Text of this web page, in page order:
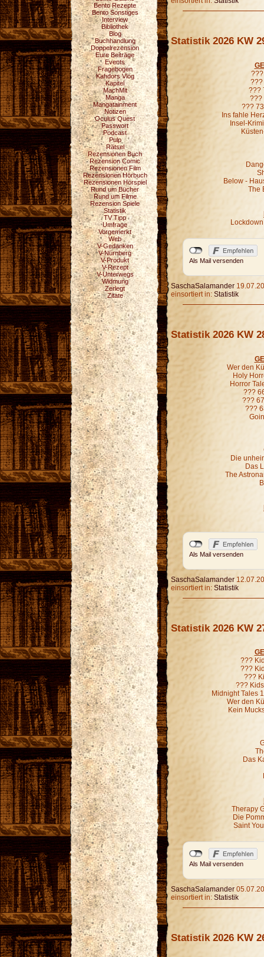
Bento Rezepte
Bento Sonstiges
Interview
Bibliothek
Blog
Buchhandlung
Doppelrezension
Eure Beiträge
Events
Fragebogen
Kahdors Vlog
Kapitel
MachMit
Manga
Mangatainment
Notizen
Oculus Quest
Passwort
Podcast
Pulp
Rätsel
Rezensionen Buch
Rezension Comic
Rezensionen Film
Rezensionen Hörbuch
Rezensionen Hörspiel
Rund um Bücher
Rund um Filme
Rezension Spiele
Statistik
TV Tipp
Umfrage
Vorgemerkt
Web
V-Gedanken
V-Nürnberg
V-Produkt
V-Rezept
V-Unterwegs
Widmung
Zerlegt
Zitate
Statistik 2026 KW
???
???
???
???
Ins fahle
Insel-
Below -
The
Als Mail versenden
SaschaSalamander
einsortiert in: Statistik
Statistik 2026 KW
Wer den
Holy
Horror
???
???
???
Die
Das
The
Als Mail versenden
SaschaSalamander
einsortiert in: Statistik
Statistik 2026 KW
???
???
???
???
Midnight Tales
Wer den
Kein
Das
Therapy
Die
Saint
Als Mail versenden
SaschaSalamander
einsortiert in: Statistik
Statistik 2026 KW